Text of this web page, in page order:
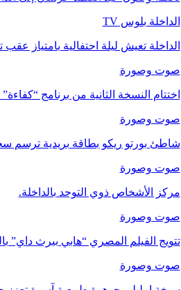
الداخلة بلوس TV
الداخلة تعيش ليلة احتفالية بامتياز
صوت وصورة
اختتام النسخة الثانية من برنامج
صوت وصورة
شاطئ بورتو ريكو بطاقة بريدية ترسم
صوت وصورة
مركز الأشخاص ذوي التوحد بالداخلة.
صوت وصورة
تتويج الفيلم المصري “هابي بيرث داي”
صوت وصورة